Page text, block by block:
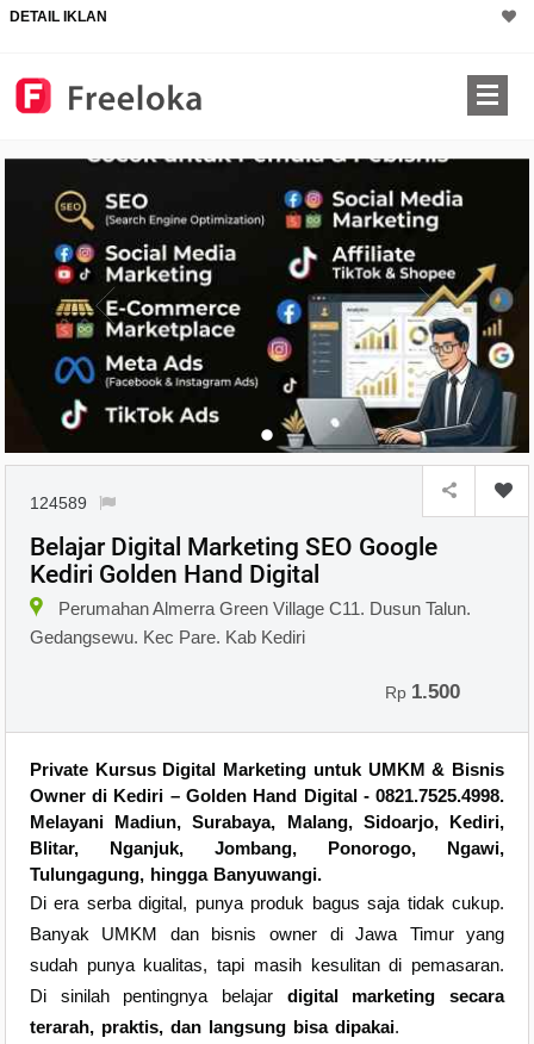
DETAIL IKLAN
124589
Belajar Digital Marketing SEO Google
Kediri Golden Hand Digital
Perumahan Almerra Green Village C11. Dusun Talun.
Gedangsewu. Kec Pare. Kab Kediri
Rp 1.500
Private Kursus Digital Marketing untuk UMKM & Bisnis
Owner di Kediri – Golden Hand Digital - 0821.7525.4998.
Melayani
Madiun, Surabaya, Malang, Sidoarjo, Kediri,
Blitar, Nganjuk, Jombang, Ponorogo, Ngawi,
Tulungagung, hingga Banyuwangi.
Di era serba digital, punya produk bagus saja tidak cukup.
Banyak UMKM dan bisnis owner di Jawa Timur yang
sudah punya kualitas, tapi masih kesulitan di pemasaran.
Di sinilah pentingnya belajar digital marketing secara
terarah, praktis, dan langsung bisa dipakai.